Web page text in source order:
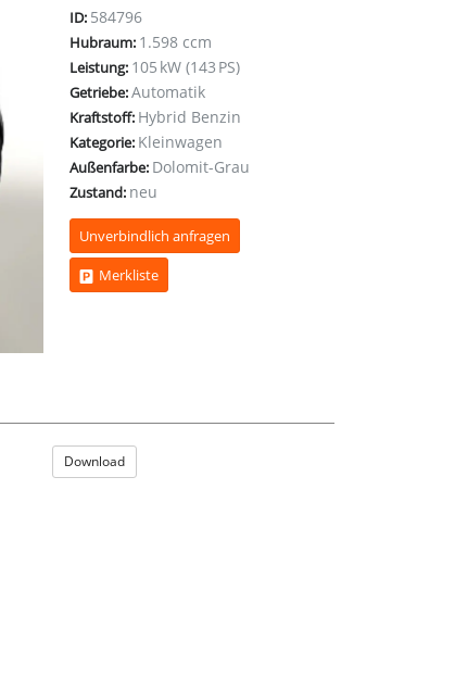
ID: 584796
Hubraum: 1.598 ccm
Leistung: 105 kW (143 PS)
Getriebe:Automatik
Kraftstoff: Hybrid Benzin
Kategorie: Kleinwagen
Außenfarbe: Dolomit-Grau
Zustand: neu
Unverbindlich anfragen
Merkliste
Download